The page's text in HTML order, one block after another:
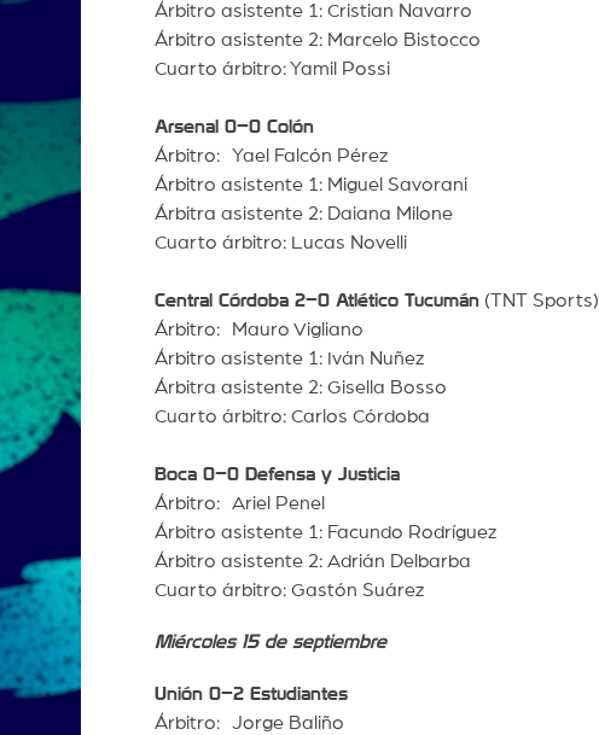
Árbitro asistente 1: Cristian Navarro
Árbitro asistente 2: Marcelo Bistocco
Cuarto árbitro: Yamil Possi
Arsenal 0–0 Colón
Árbitro: Yael Falcón Pérez
Árbitro asistente 1: Miguel Savorani
Árbitra asistente 2: Daiana Milone
Cuarto árbitro: Lucas Novelli
Central Córdoba 2–0 Atlético Tucumán(TNT Sports)
Árbitro: Mauro Vigliano
Árbitro asistente 1: Iván Nuñez
Árbitra asistente 2: Gisella Bosso
Cuarto árbitro: Carlos Córdoba
Boca 0–0 Defensa y Justicia
Árbitro: Ariel Penel
Árbitro asistente 1: Facundo Rodríguez
Árbitro asistente 2: Adrián Delbarba
Cuarto árbitro: Gastón Suárez
Miércoles 15 de septiembre
Unión 0–2 Estudiantes
Árbitro: Jorge Baliño